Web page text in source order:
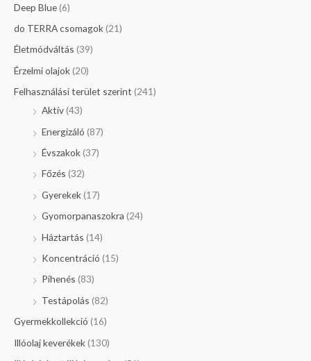
Deep Blue(6)
do TERRA csomagok(21)
Életmódváltás (39)
Érzelmi olajok(20)
Felhasználási terület szerint (241)
Aktív(43)
Energizáló (87)
Évszakok(37)
Főzés (32)
Gyerekek(17)
Gyomorpanaszokra (24)
Háztartás (14)
Koncentráció (15)
Pihenés (83)
Testápolás (82)
Gyermekkollekció (16)
Illóolaj keverékek(130)